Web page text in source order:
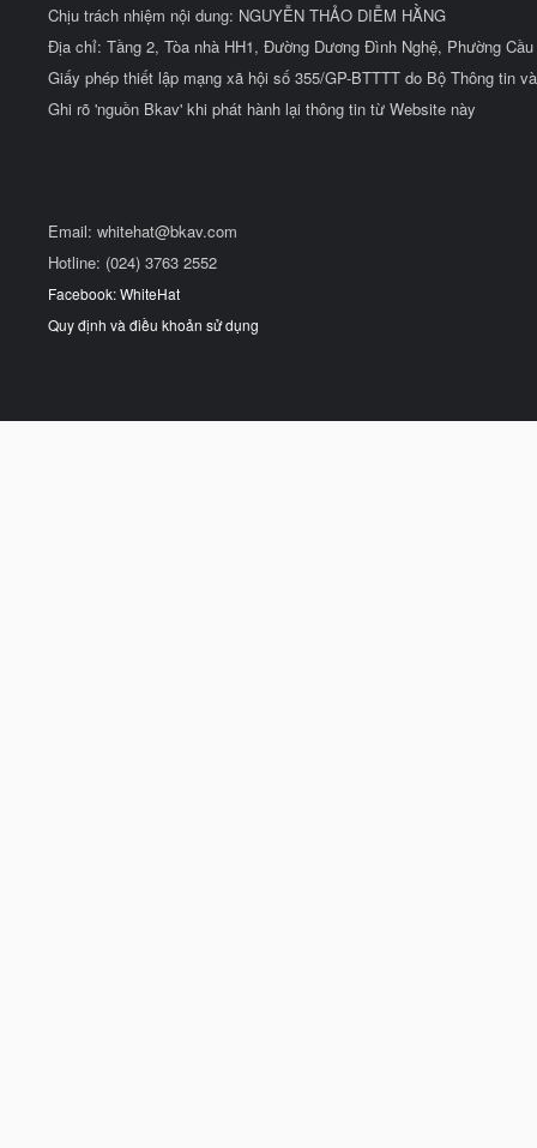
Chịu trách nhiệm nội dung: NGUYỄN THẢO DIỄM HẰNG
Địa chỉ: Tầng 2, Tòa nhà HH1, Đường Dương Đình Nghệ, Phường
Giấy phép thiết lập mạng xã hội số 355/GP-BTTTT do Bộ Thông tin
Ghi rõ 'nguồn Bkav' khi phát hành lại thông tin từ Website này
Email: whitehat@bkav.com
Hotline: (024) 3763 2552
Facebook: WhiteHat
Quy định và điều khoản sử dụng